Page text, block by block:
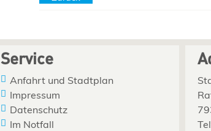
Service
Anfahrt und Stadtplan
Impressum
Datenschutz
Im Notfall